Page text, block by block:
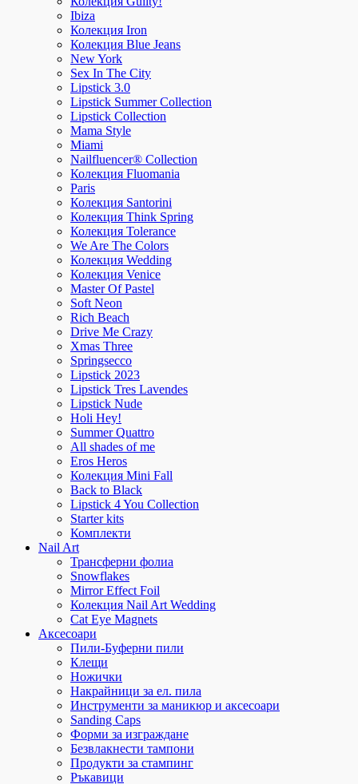
Ibiza
Колекция Iron
Колекция Blue Jeans
New York
Sex In The City
Lipstick 3.0
Lipstick Summer Collection
Lipstick Collection
Mama Style
Miami
Nailfluencer® Collection
Колекция Fluomania
Paris
Колекция Santorini
Колекция Think Spring
Колекция Tolerance
We Are The Colors
Колекция Wedding
Колекция Venice
Master Of Pastel
Soft Neon
Rich Beach
Drive Me Crazy
Xmas Three
Springsecco
Lipstick 2023
Lipstick Tres Lavendes
Lipstick Nude
Holi Hey!
Summer Quattro
All shades of me
Eros Heros
Колекция Mini Fall
Back to Black
Lipstick 4 You Collection
Starter kits
Комплекти
Nail Art
Трансферни фолиа
Snowflakes
Mirror Effect Foil
Колекция Nail Art Wedding
Cat Eye Magnets
Аксесоари
Пили-Буферни пили
Клещи
Ножички
Накрайници за ел. пила
Инструменти за маникюр и аксесоари
Sanding Caps
Форми за изграждане
Безвлакнести тампони
Продукти за стампинг
Ръкавици